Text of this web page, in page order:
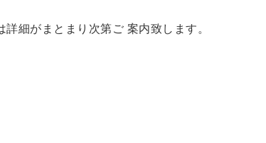
細がまとまり次第ご 案内致します。